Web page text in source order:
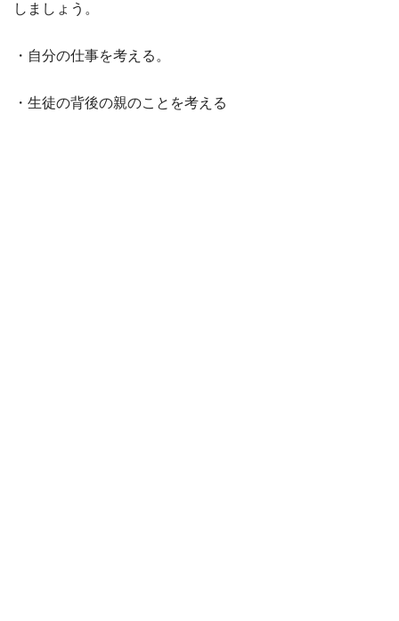
しましょう。
・自分の仕事を考える。
・生徒の背後の親のことを考える